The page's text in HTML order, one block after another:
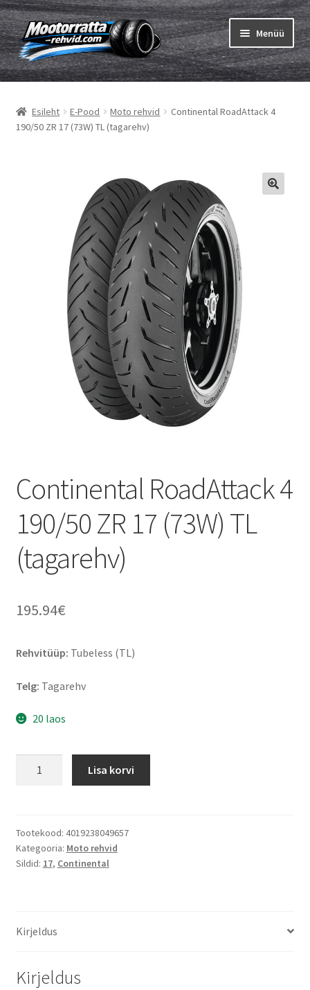
Liigu
navigeerimisele
Liigu
sisu
juurde
Menüü
Rehvid
Ava
Sisekumm
Ava
Ava
Esileht E-Pood Moto rehvid
Continental RoadAttack 4
190/50 ZR 17 (73W) TL (tagarehv)
Continental RoadAttack 4
190/50 ZR 17 (73W) TL
(tagarehv)
195.94€
Rehvitüüp: Tubeless (TL)
Telg: Tagarehv
20 laos
ZR
17
(73W)
Lisa korvi
Tootekood: 4019238049657
Kategooria: Moto rehvid
Sildid: 17, Continental
Kirjeldus
Kirjeldus